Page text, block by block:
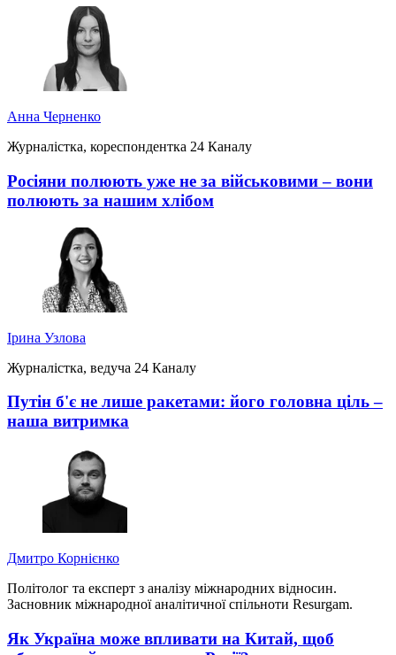
Анна Черненко
Журналістка, кореспондентка 24 Каналу
Росіяни полюють уже не за військовими – вони
полюють за нашим хлібом
Ірина Узлова
Журналістка, ведуча 24 Каналу
Путін б'є не лише ракетами: його головна ціль –
наша витримка
Дмитро Корнієнко
Політолог та експерт з аналізу міжнародних відносин.
Засновник міжнародної аналітичної спільноти Resurgam.
Як Україна може впливати на Китай, щоб